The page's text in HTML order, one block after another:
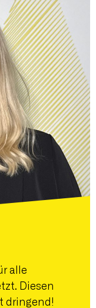
alle
Diesen
dringend!